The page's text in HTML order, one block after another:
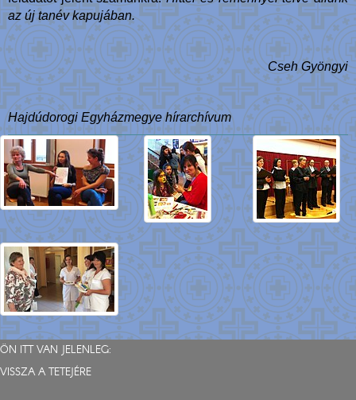
az új tanév kapujában.
Cseh Gyöngyi
Hajdúdorogi Egyházmegye hírarchívum
ÖN ITT VAN JELENLEG:
VISSZA A TETEJÉRE